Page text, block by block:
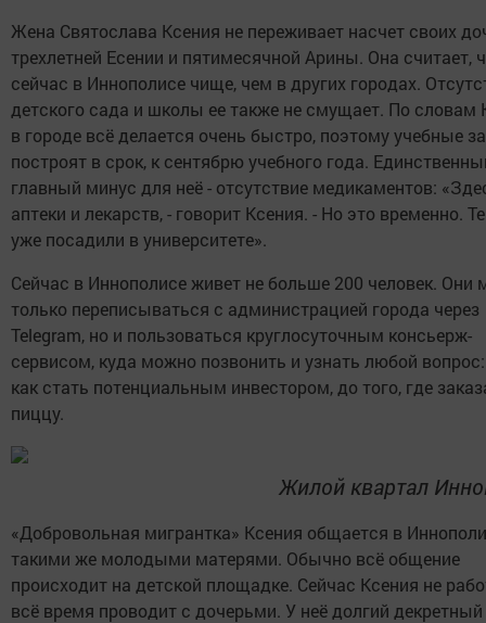
Жена Святослава Ксения не переживает насчет своих
трехлетней Есении и пятимесячной Арины. Она считает,
сейчас в Иннополисе чище, чем в других городах.
детского сада и школы ее также не смущает. По словам
в городе всё делается очень быстро, поэтому учебные
построят в срок, к сентябрю учебного года.
главный минус для неё - отсутствие медикаментов:
аптеки и лекарств, - говорит Ксения. - Но это временно.
уже посадили в университете».
Сейчас в Иннополисе живет не больше 200 человек. Они
только переписываться с администрацией города через
Telegram, но и пользоваться круглосуточным консьерж-
сервисом, куда можно позвонить и узнать любой вопрос:
как стать потенциальным инвестором, до того, где
пиццу.
Жилой квартал
«Добровольная мигрантка» Ксения общается в
такими же молодыми матерями. Обычно всё общение
происходит на детской площадке. Сейчас Ксения не
всё время проводит с дочерьми. У неё долгий декретный